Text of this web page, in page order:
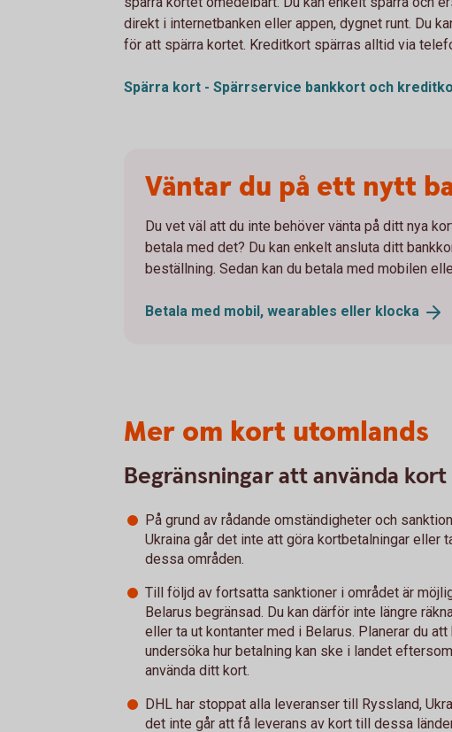
direkt i internetbanken eller appen, dygnet runt. Du
för att spärra kortet. Kreditkort spärras alltid via
Spärra kort - Spärrservice bankkort och
Väntar du på ett nytt
Du vet väl att du inte behöver vänta på ditt nya
betala med det? Du kan enkelt ansluta ditt
beställning. Sedan kan du betala med mobilen
Betala med mobil, wearables eller klocka
Mer om kort utomlands
Begränsningar att använda
På grund av rådande omständigheter och
Ukraina går det inte att göra kortbetalningar eller
dessa områden.
Till följd av fortsatta sanktioner i området är
Belarus begränsad. Du kan därför inte längre
eller ta ut kontanter med i Belarus. Planerar du
undersöka hur betalning kan ske i landet
använda ditt kort.
DHL har stoppat alla leveranser till Ryssland,
det inte går att få leverans av kort till dessa